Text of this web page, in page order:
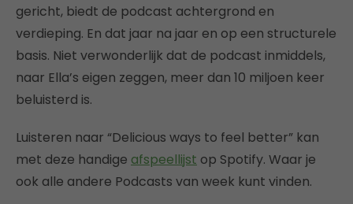
gericht, biedt de podcast achtergrond en
verdieping. En dat jaar na jaar en op een structurele
basis. Niet verwonderlijk dat de podcast inmiddels,
naar Ella’s eigen zeggen, meer dan 10 miljoen keer
beluisterd is.
Luisteren naar “Delicious ways to feel better” kan
met deze handige afspeellijst op Spotify. Waar je
ook alle andere Podcasts van week kunt vinden.